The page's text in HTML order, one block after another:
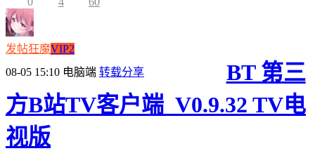
发帖狂魔VIP2
08-05 15:10 电脑端 转载分享
BT 第三
方B站TV客户端_V0.9.32 TV电
视版